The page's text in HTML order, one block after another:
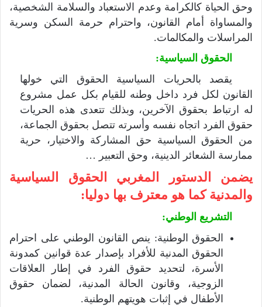
وحق الحياة كالكرامة وعدم الاستعباد والسلامة الشخصية،
والمساواة أمام القانون، واحترام حرمة السكن وسرية
المراسلات والمكالمات.
الحقوق السياسية:
يقصد بالحريات السياسية الحقوق التي خولها
القانون لكل فرد داخل وطنه للقيام بكل عمل مشروع
له ارتباط بحقوق الآخرين، وبذلك تتعدى هذه الحريات
حقوق الفرد اتجاه نفسه وأسرته تتصل بحقوق الجماعة،
من الحقوق السياسية حق المشاركة والاختيار، حرية
ممارسة الشعائر الدينية، وحق التعبير …
يضمن الدستور المغربي الحقوق السياسية
والمدنية كما هو معترف بها دوليا:
التشريع الوطني:
الحقوق الوطنية: ينص القانون الوطني على احترام
الحقوق المدنية للأفراد بإصدار عدة قوانين كمدونة
الأسرة، لتحديد حقوق الفرد في إطار العلاقات
الزوجية، وقانون الحالة المدنية، لضمان حقوق
الأطفال في إثبات هويتهم الوطنية.